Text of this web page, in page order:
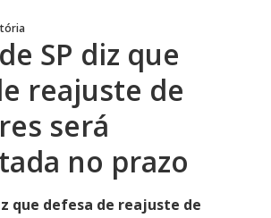
SP diz que
reajuste de
será
no prazo
que defesa de reajuste de